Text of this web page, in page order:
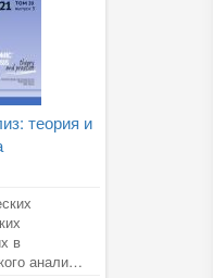
теория и
в
анализа